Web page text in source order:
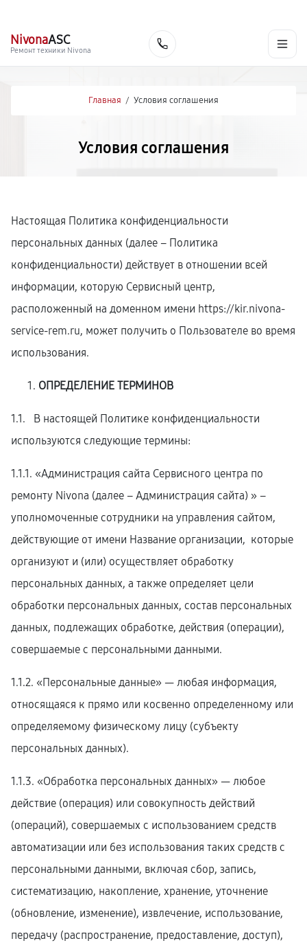
NivonaASC
Ремонт техники Nivona
Главная / Условия соглашения
Условия соглашения
Настоящая Политика конфиденциальности
персональных данных (далее – Политика
конфиденциальности) действует в отношении всей
информации, которую Сервисный центр,
расположенный на доменном имени https://kir.nivona-
service-rem.ru, может получить о Пользователе во время
использования.
ОПРЕДЕЛЕНИЕ ТЕРМИНОВ
1.1. В настоящей Политике конфиденциальности
используются следующие термины:
1.1.1. «Администрация сайта Сервисного центра по
ремонту Nivona (далее – Администрация сайта) » –
уполномоченные сотрудники на управления сайтом,
действующие от имени Название организации, которые
организуют и (или) осуществляет обработку
персональных данных, а также определяет цели
обработки персональных данных, состав персональных
данных, подлежащих обработке, действия (операции),
совершаемые с персональными данными.
1.1.2. «Персональные данные» — любая информация,
относящаяся к прямо или косвенно определенному или
определяемому физическому лицу (субъекту
персональных данных).
1.1.3. «Обработка персональных данных» — любое
действие (операция) или совокупность действий
(операций), совершаемых с использованием средств
автоматизации или без использования таких средств с
персональными данными, включая сбор, запись,
систематизацию, накопление, хранение, уточнение
(обновление, изменение), извлечение, использование,
передачу (распространение, предоставление, доступ),